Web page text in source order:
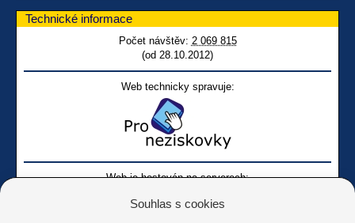
Technické informace
Počet návštěv: 2 069 815
(od 28.10.2012)
Web technicky spravuje:
Web je hostován na serverech:
Souhlas s cookies